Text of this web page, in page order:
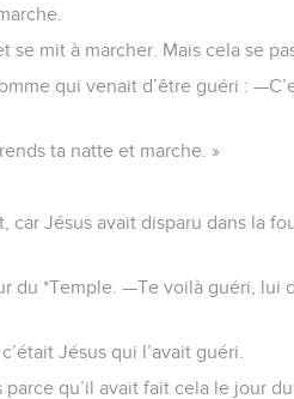
mit à marcher. Mais cela se
qui venait d’être guéri :
ta natte et marche. »
car Jésus avait disparu dans la
du *Temple. —Te voilà guéri, lui
Jésus qui l’avait guéri.
qu’il avait fait cela le jour du